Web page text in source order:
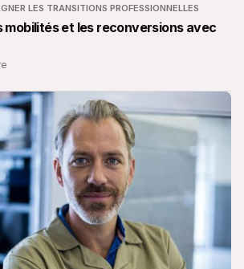
LES TRANSITIONS PROFESSIONNELLES
mobilités et les reconversions avec